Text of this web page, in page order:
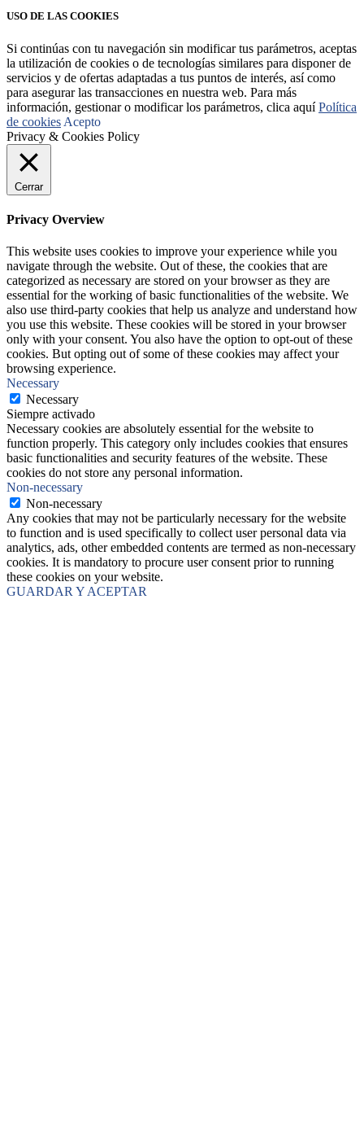
USO DE LAS COOKIES
Si continúas con tu navegación sin modificar tus parámetros, aceptas
la utilización de cookies o de tecnologías similares para disponer de
servicios y de ofertas adaptadas a tus puntos de interés, así como
para asegurar las transacciones en nuestra web. Para más
información, gestionar o modificar los parámetros, clica aquíPolítica
de cookies Acepto
Privacy & Cookies Policy
Cerrar
Privacy Overview
This website uses cookies to improve your experience while you
navigate through the website. Out of these, the cookies that are
categorized as necessary are stored on your browser as they are
essential for the working of basic functionalities of the website. We
also use third-party cookies that help us analyze and understand how
you use this website. These cookies will be stored in your browser
only with your consent. You also have the option to opt-out of these
cookies. But opting out of some of these cookies may affect your
browsing experience.
Necessary
Necessary
Siempre activado
Necessary cookies are absolutely essential for the website to
function properly. This category only includes cookies that ensures
basic functionalities and security features of the website. These
cookies do not store any personal information.
Non-necessary
Non-necessary
Any cookies that may not be particularly necessary for the website
to function and is used specifically to collect user personal data via
analytics, ads, other embedded contents are termed as non-necessary
cookies. It is mandatory to procure user consent prior to running
these cookies on your website.
GUARDAR Y ACEPTAR